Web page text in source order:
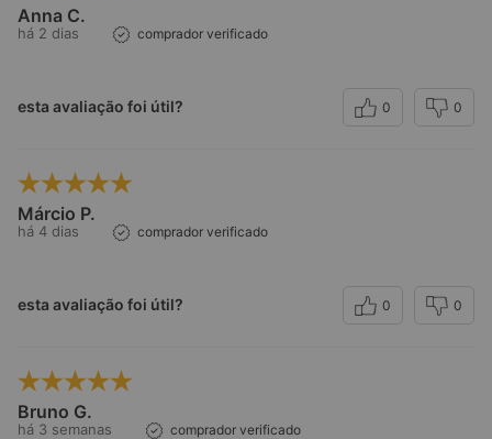
Anna C.
há 2 dias comprador verificado
esta avaliação foi útil? 0 0
Márcio P.
há 4 dias comprador verificado
esta avaliação foi útil? 0 0
Bruno G.
há 3 semanas comprador verificado